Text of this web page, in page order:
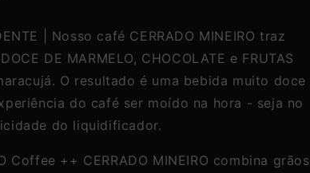
| Nosso café CERRADO MINEIRO traz
DE MARMELO, CHOCOLATE e FRUTAS
O resultado é uma bebida muito doce
do café ser moído na hora - seja no
do liquidificador.
Coffee ++ CERRADO MINEIRO combina grãos